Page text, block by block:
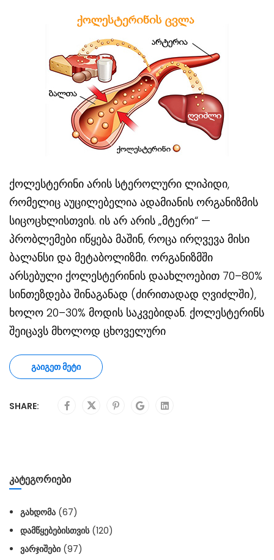
ქოლესტერინი არის სტეროლური ლიპიდი,
რომელიც აუცილებელია ადამიანის ორგანიზმის
სიცოცხლისთვის. ის არ არის „მტერი“ —
პრობლემები იწყება მაშინ, როცა ირღვევა მისი
ბალანსი და მეტაბოლიზმი. ორგანიზმში
არსებული ქოლესტერინის დაახლოებით 70–80%
სინთეზდება შინაგანად (ძირითადად ღვიძლში),
ხოლო 20–30% მოდის საკვებიდან. ქოლესტერინს
შეიცავს მხოლოდ ცხოველური
ᲒᲐᲘᲒᲔᲗ ᲛᲔᲢᲘ
SHARE:
ᲙᲐᲢᲔᲒᲝᲠᲘᲔᲑᲘ
ᲒᲐᲮᲓᲝᲛᲐ (67)
ᲓᲐᲛᲬᲧᲔᲑᲔᲑᲘᲡᲗᲕᲘᲡ(120)
ᲕᲐᲠᲯᲘᲨᲔᲑᲘ (97)